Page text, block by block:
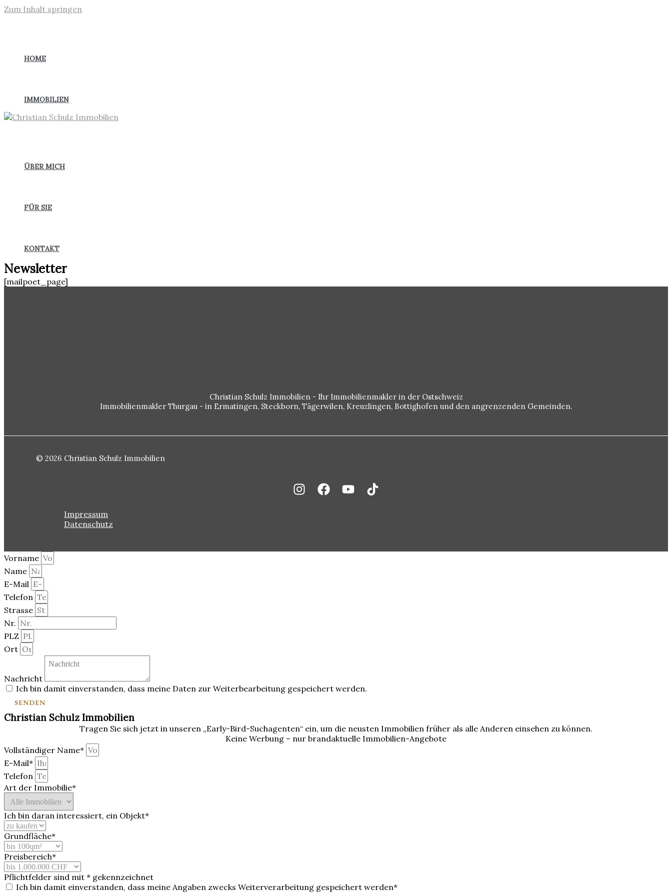
Zum Inhalt springen
HOME
IMMOBILIEN
ÜBER MICH
FÜR SIE
KONTAKT
Newsletter
[mailpoet_page]
Christian Schulz Immobilien - Ihr Immobilienmakler in der Ostschweiz
Immobilienmakler Thurgau - in Ermatingen, Steckborn, Tägerwilen, Kreuzlingen, Bottighofen und den angrenzenden Gemeinden.
© 2026 Christian Schulz Immobilien
Impressum
Datenschutz
Vorname
Name
E-Mail
Telefon
Strasse
Nr.
PLZ
Ort
Nachricht
Ich bin damit einverstanden, dass meine Daten zur Weiterbearbeitung gespeichert werden.
SENDEN
Christian Schulz Immobilien
Tragen Sie sich jetzt in unseren „Early-Bird-Suchagenten“ ein, um die neusten Immobilien früher als alle Anderen einsehen zu können.
Keine Werbung – nur brandaktuelle Immobilien-Angebote
Vollständiger Name*
E-Mail*
Telefon
Art der Immobilie*
Ich bin daran interessiert, ein Objekt*
Grundfläche*
Preisbereich*
Pflichtfelder sind mit * gekennzeichnet
Ich bin damit einverstanden, dass meine Angaben zwecks Weiterverarbeitung gespeichert werden*